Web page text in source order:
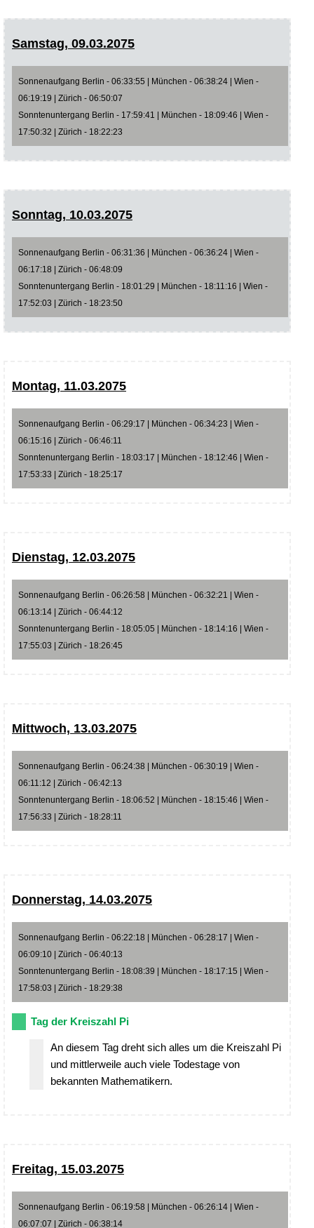
Samstag, 09.03.2075
Sonnenaufgang Berlin - 06:33:55 | München - 06:38:24 | Wien -
06:19:19 | Zürich - 06:50:07
Sonntenuntergang Berlin - 17:59:41 | München - 18:09:46 | Wien -
17:50:32 | Zürich - 18:22:23
Sonntag, 10.03.2075
Sonnenaufgang Berlin - 06:31:36 | München - 06:36:24 | Wien -
06:17:18 | Zürich - 06:48:09
Sonntenuntergang Berlin - 18:01:29 | München - 18:11:16 | Wien -
17:52:03 | Zürich - 18:23:50
Montag, 11.03.2075
Sonnenaufgang Berlin - 06:29:17 | München - 06:34:23 | Wien -
06:15:16 | Zürich - 06:46:11
Sonntenuntergang Berlin - 18:03:17 | München - 18:12:46 | Wien -
17:53:33 | Zürich - 18:25:17
Dienstag, 12.03.2075
Sonnenaufgang Berlin - 06:26:58 | München - 06:32:21 | Wien -
06:13:14 | Zürich - 06:44:12
Sonntenuntergang Berlin - 18:05:05 | München - 18:14:16 | Wien -
17:55:03 | Zürich - 18:26:45
Mittwoch, 13.03.2075
Sonnenaufgang Berlin - 06:24:38 | München - 06:30:19 | Wien -
06:11:12 | Zürich - 06:42:13
Sonntenuntergang Berlin - 18:06:52 | München - 18:15:46 | Wien -
17:56:33 | Zürich - 18:28:11
Donnerstag, 14.03.2075
Sonnenaufgang Berlin - 06:22:18 | München - 06:28:17 | Wien -
06:09:10 | Zürich - 06:40:13
Sonntenuntergang Berlin - 18:08:39 | München - 18:17:15 | Wien -
17:58:03 | Zürich - 18:29:38
Tag der Kreiszahl Pi
An diesem Tag dreht sich alles um die Kreiszahl Pi
und mittlerweile auch viele Todestage von
bekannten Mathematikern.
Freitag, 15.03.2075
Sonnenaufgang Berlin - 06:19:58 | München - 06:26:14 | Wien -
06:07:07 | Zürich - 06:38:14